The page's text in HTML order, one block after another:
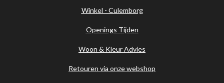
Winkel - Culemborg
Openings Tijden
Woon & Kleur Advies
Retouren via onze webshop